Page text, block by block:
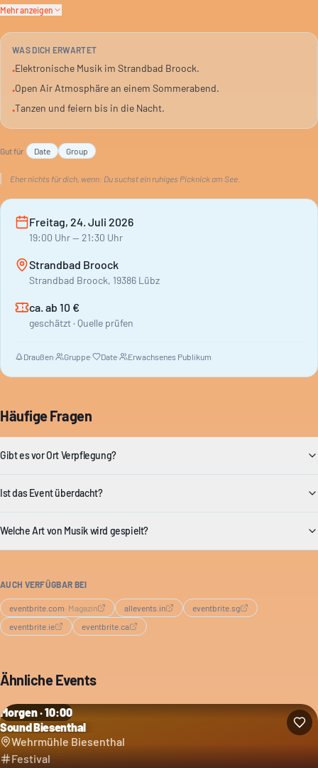
Das Event ist für alle, die einen Sommerabend mit Musik
hinter sich zu lassen und sich der Musik hinzugeben.
Tickets gibt es über Eventbrite. Sei dabei, wenn das Strandbad
Mehr anzeigen
WAS DICH ERWARTET
•Elektronische Musik im Strandbad Broock.
•Open Air Atmosphäre an einem Sommerabend.
•Tanzen und feiern bis in die Nacht.
Gut für Date Group
Eher nichts für dich, wenn: Du suchst ein ruhiges Picknick am See.
Freitag, 24. Juli 2026
19:00 Uhr— 21:30 Uhr
Strandbad Broock
Strandbad Broock, 19386 Lübz
ca. ab 10 €
geschätzt · Quelle prüfen
Draußen· Gruppe· Date· Erwachsenes Publikum
Häufige Fragen
Gibt es vor Ort Verpflegung?
Ist das Event überdacht?
Welche Art von Musik wird gespielt?
AUCH VERFÜGBAR BEI
eventbrite.com· Magazin allevents.in
eventbrite.sg
eventbrite.ie
eventbrite.ca
Ähnliche Events
Morgen · 10:00
Sound Biesenthal
Wehrmühle Biesenthal
Festival
Kategorie: Festival